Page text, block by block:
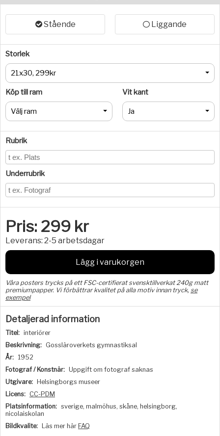
Stående Liggande
Storlek
21x30, 299kr
Köp till ram
Välj ram
Vit kant
Ja
Rubrik
Underrubrik
Pris: 299 kr
Leverans: 2-5 arbetsdagar
Lägg i varukorgen
Våra posters trycks på ett FSC-certifierat svensktillverkat 240g matt
premiumpapper. Vi förbättrar kvalitet på alla motiv innan tryck, se
exempel
Detaljerad information
Titel: interiörer
Beskrivning: Gossläroverkets gymnastiksal
År: 1952
Fotograf / Konstnär: Uppgift om fotograf saknas
Utgivare:
Helsingborgs museer
Licens: CC-PDM
Platsinformation: sverige, malmöhus, skåne, helsingborg,
nicolaiskolan
Bildkvalite:
Läs mer här FAQ